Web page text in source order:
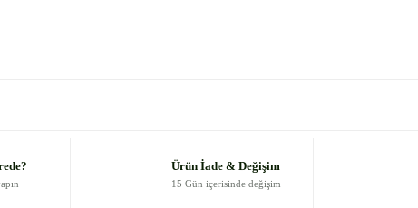
Ürün İade & Değişim
15 Gün içerisinde değişim